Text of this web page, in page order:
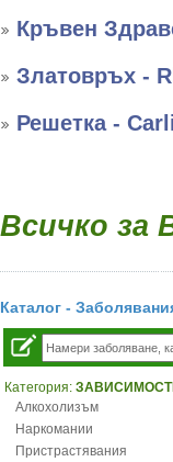
Кръвен
Златовръх -
Решетка -
Всичко за
Каталог -
Категория:
Алкохолизъм
Наркомании
Пристрастявания